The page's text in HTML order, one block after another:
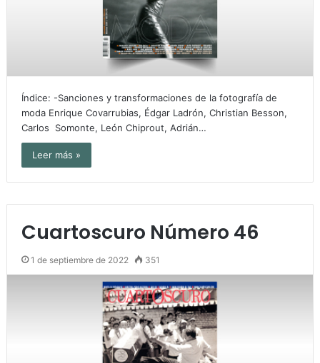
Índice: -Sanciones y transformaciones de la fotografía de
moda Enrique Covarrubias, Édgar Ladrón, Christian Besson,
Carlos Somonte, León Chiprout, Adrián…
Leer más »
Cuartoscuro Número 46
1 de septiembre de 2022 351